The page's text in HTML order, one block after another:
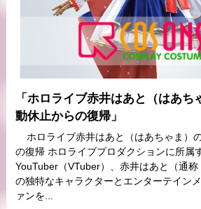
「ホロライブ赤井はあと（はあち
動休止からの復帰」
ホロライブ赤井はあと（はあちゃま）
の復帰 ホロライブプロダクションに所属
YouTuber（VTuber）、赤井はあと（通
の独特なキャラクターとエンターテイン
ァンを...